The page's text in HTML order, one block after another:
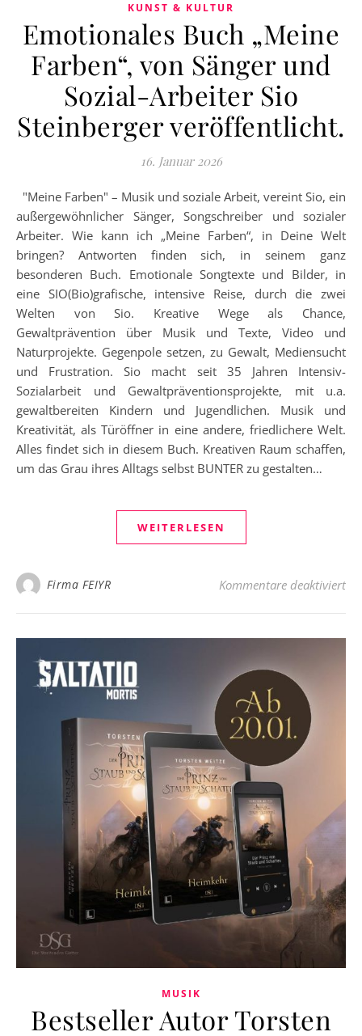
KUNST & KULTUR
Emotionales Buch „Meine
Farben“, von Sänger und
Sozial-Arbeiter Sio
Steinberger veröffentlicht.
16. Januar 2026
"Meine Farben" – Musik und soziale Arbeit, vereint Sio, ein
außergewöhnlicher Sänger, Songschreiber und sozialer
Arbeiter. Wie kann ich „Meine Farben“, in Deine Welt
bringen? Antworten finden sich, in seinem ganz
besonderen Buch. Emotionale Songtexte und Bilder, in
eine SIO(Bio)grafische, intensive Reise, durch die zwei
Welten von Sio. Kreative Wege als Chance,
Gewaltprävention über Musik und Texte, Video und
Naturprojekte. Gegenpole setzen, zu Gewalt, Mediensucht
und Frustration. Sio macht seit 35 Jahren Intensiv-
Sozialarbeit und Gewaltpräventionsprojekte, mit u.a.
gewaltbereiten Kindern und Jugendlichen. Musik und
Kreativität, als Türöffner in eine andere, friedlichere Welt.
Alles findet sich in diesem Buch. Kreativen Raum schaffen,
um das Grau ihres Alltags selbst BUNTER zu gestalten…
WEITERLESEN
Firma FEIYR Kommentare deaktiviertfür
MUSIK
Bestseller Autor Torsten